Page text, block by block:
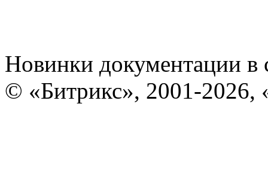
Новинки документации в
© «Битрикс», 2001-2026,